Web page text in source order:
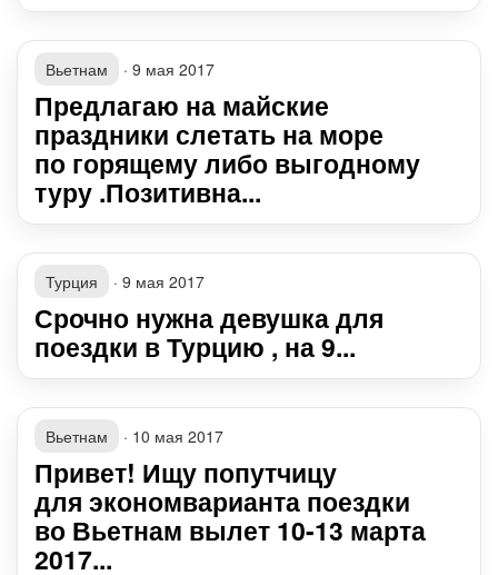
Вьетнам · 9 мая 2017
Предлагаю на майские
праздники слетать на море
по горящему либо выгодному
туру .Позитивна...
Турция · 9 мая 2017
Срочно нужна девушка для
поездки в Турцию , на 9...
Вьетнам · 10 мая 2017
Привет! Ищу попутчицу
для экономварианта поездки
во Вьетнам вылет 10-13 марта
2017...